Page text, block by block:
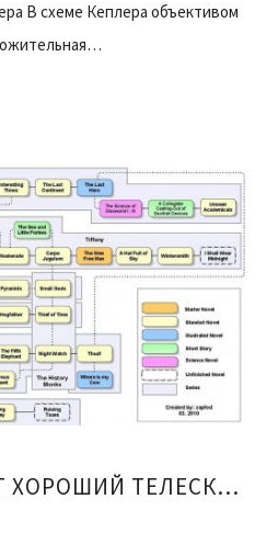
В схеме Кеплера объективом
СКОЛЬКО СТОИТ ХОРОШИЙ ТЕЛЕСКОП